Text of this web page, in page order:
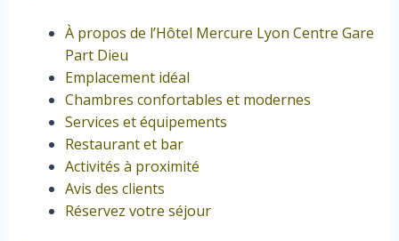
À propos de l’Hôtel Mercure Lyon Centre Gare
Part Dieu
Emplacement idéal
Chambres confortables et modernes
Services et équipements
Restaurant et bar
Activités à proximité
Avis des clients
Réservez votre séjour